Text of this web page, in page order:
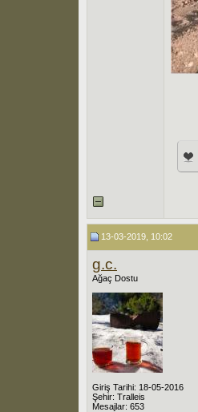
13-03-2019, 10:02
g.c.
Ağaç Dostu
Giriş Tarihi: 18-05-2016
Şehir: Tralleis
Mesajlar: 653